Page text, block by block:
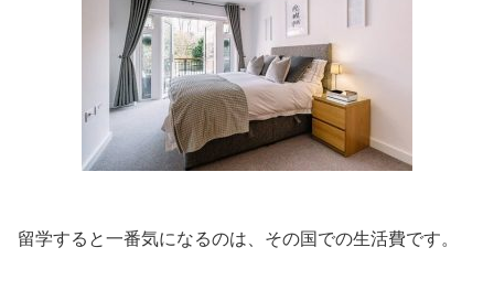
留学すると一番気になるのは、その国での生活費です。